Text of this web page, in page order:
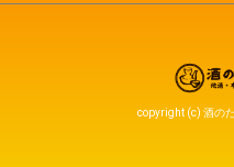
copyright (c) 酒の